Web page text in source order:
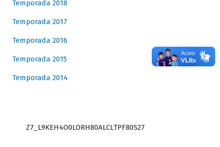
Temporada 2018
Temporada 2017
Temporada 2016
Temporada 2015
Temporada 2014
Z7_L9KEH4O0LORH80ALCLTPF80S27